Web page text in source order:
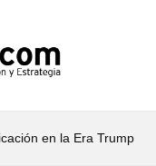
en la Era Trump